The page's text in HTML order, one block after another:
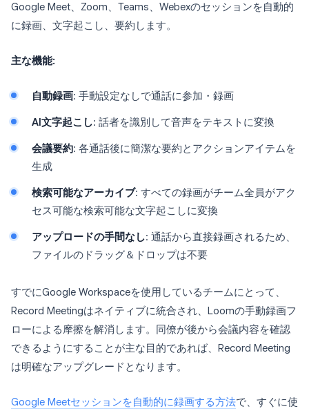
Google Meet、Zoom、Teams、Webexのセッションを自動的
に録画、文字起こし、要約します。
主な機能:
自動録画: 手動設定なしで通話に参加・録画
AI文字起こし: 話者を識別して音声をテキストに変換
会議要約: 各通話後に簡潔な要約とアクションアイテムを
生成
検索可能なアーカイブ: すべての録画がチーム全員がアク
セス可能な検索可能な文字起こしに変換
アップロードの手間なし: 通話から直接録画されるため、
ファイルのドラッグ＆ドロップは不要
すでにGoogle Workspaceを使用しているチームにとって、
Record Meetingはネイティブに統合され、Loomの手動録画フ
ローによる摩擦を解消します。同僚が後から会議内容を確認
できるようにすることが主な目的であれば、Record Meeting
は明確なアップグレードとなります。
Google Meetセッションを自動的に録画する方法で、すぐに使